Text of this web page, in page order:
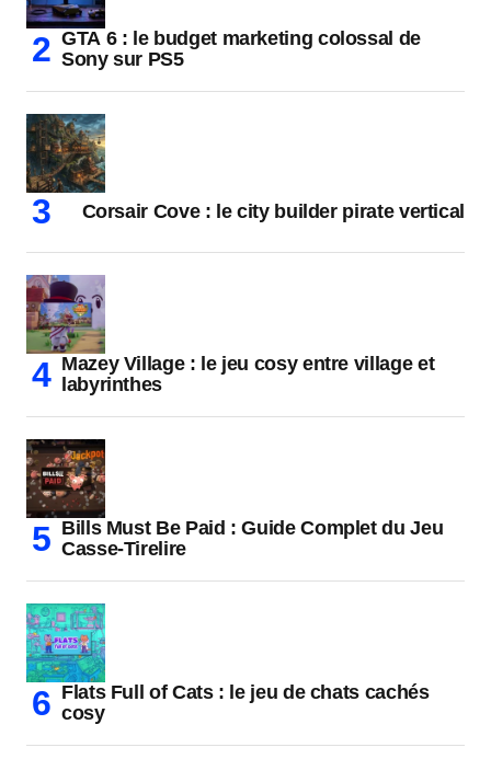
GTA 6 : le budget marketing colossal de
Sony sur PS5
Corsair Cove : le city builder pirate vertical
Mazey Village : le jeu cosy entre village et
labyrinthes
Bills Must Be Paid : Guide Complet du Jeu
Casse-Tirelire
Flats Full of Cats : le jeu de chats cachés
cosy